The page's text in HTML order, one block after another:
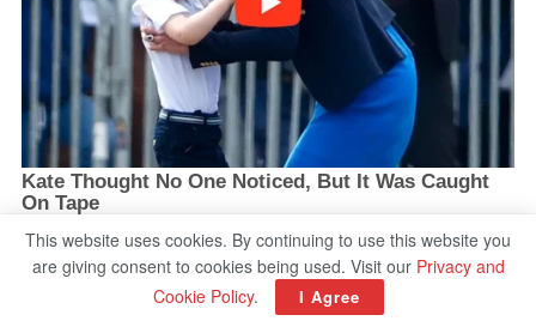
This website uses cookies. By continuing to use this website you
are giving consent to cookies being used. Visit our Privacy and
Cookie Policy. I Agree